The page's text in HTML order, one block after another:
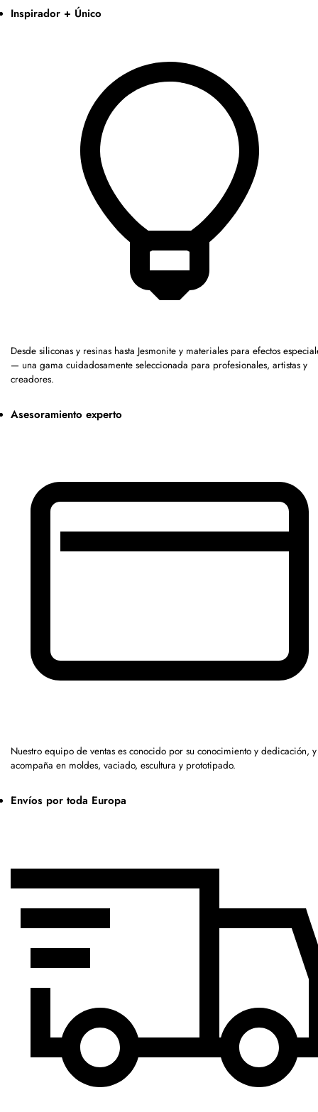
Inspirador + Único
Desde siliconas y resinas hasta Jesmonite y materiales para efectos
— una gama cuidadosamente seleccionada para profesionales, artistas y
creadores.
Asesoramiento experto
Nuestro equipo de ventas es conocido por su conocimiento y dedicación,
acompaña en moldes, vaciado, escultura y prototipado.
Envíos por toda Europa